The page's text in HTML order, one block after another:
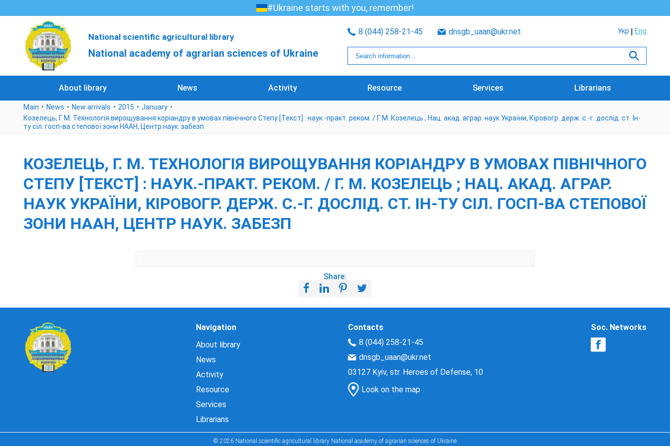
#Ukraine starts with you, remember!
National scientific agricultural library
National academy of agrarian sciences of Ukraine
8 (044) 258-21-45 dnsgb_uaan@ukr.net Укр Eng
About library News Activity Resource Services Librarians
Main News New arrivals 2015
January
Козелець, Г. М. Технологія вирощування коріандру в умовах північного Степу [Текст] : наук.-практ. реком. / Г. М. Козелець ; Нац. акад. аграр. наук України, Кіровогр. держ. с.-г. дослід. ст. Ін-
ту сіл. госп-ва степової зони НААН, Центр наук. забезп
КОЗЕЛЕЦЬ, Г. М. ТЕХНОЛОГІЯ ВИРОЩУВАННЯ КОРІАНДРУ В УМОВАХ ПІВНІЧНОГО
СТЕПУ [ТЕКСТ] : НАУК.-ПРАКТ. РЕКОМ. / Г. М. КОЗЕЛЕЦЬ ; НАЦ. АКАД. АГРАР.
НАУК УКРАЇНИ, КІРОВОГР. ДЕРЖ. С.-Г. ДОСЛІД. СТ. ІН-ТУ СІЛ. ГОСП-ВА СТЕПОВОЇ
ЗОНИ НААН, ЦЕНТР НАУК. ЗАБЕЗП
Share:
Navigation
About library
News
Activity
Resource
Services
Librarians
Contacts
8 (044) 258-21-45
dnsgb_uaan@ukr.net
03127 Kyiv, str. Heroes of Defense, 10
Look on the map
Soc. Networks
© 2026 National scientific agricultural library National academy of agrarian sciences of Ukraine